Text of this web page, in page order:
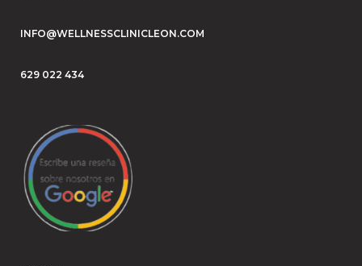
INFO@WELLNESSCLINICLEON.COM
629 022 434